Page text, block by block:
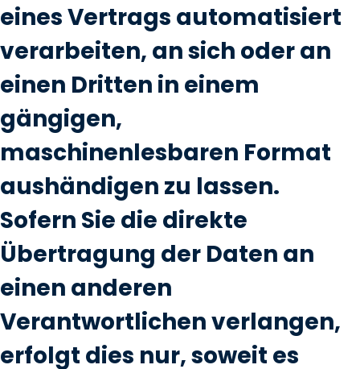
eines Vertrags automatisiert
verarbeiten, an sich oder an
einen Dritten in einem
gängigen,
maschinenlesbaren Format
aushändigen zu lassen.
Sofern Sie die direkte
Übertragung der Daten an
einen anderen
Verantwortlichen verlangen,
erfolgt dies nur, soweit es